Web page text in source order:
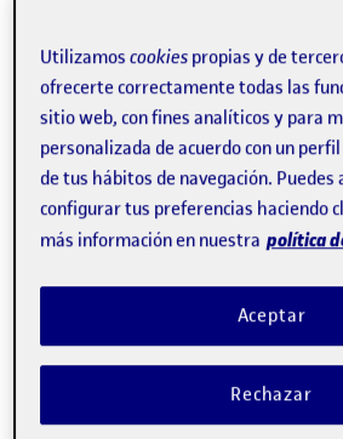
¿Por qué estudiar
online de Ciudad y
de la UOC?
Cuando la mayoría de la población
urbanos urgen políticas públicas,
retos climáticos y sociales.
El máster oficial de Ciudad y
Utilizamoscookies propias y de
ofrecerte correctamente todas las
sitio web, con fines analíticos y para
personalizada de acuerdo con un
de tus hábitos de navegación. Puedes
configurar tus preferencias haciendo
más información en nuestra política
Rechazar
Aceptar